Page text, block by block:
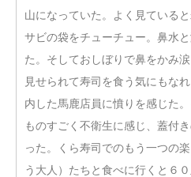
山になっていた。よく見ている
サビの袋をチューチュー。鼻水
た。そしておしぼりで鼻をかみ
見せられて寿司を食う気にもな
内した馬鹿店員に憤りを感じた
ものすごく不衛生に感じ、蓋付
った。くら寿司でのもう一つの
う大人）たちと食べに行くと６